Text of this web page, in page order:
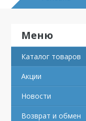
Каталог товаров
Акции
Новости
Возврат и обмен